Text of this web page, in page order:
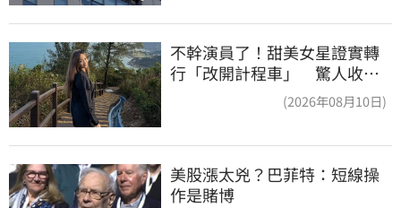
不幹演員了！甜美女星證實轉
行「改開計程車」 驚人收入
(2026年08月10日)
美股漲太兇？巴菲特：短線操
作是賭博